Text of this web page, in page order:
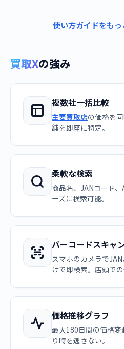
使い方ガイドをも
買取Xの強み
複数社一括比較
主要買取店の価格を
舗を即座に特定。
柔軟な検索
商品名、JANコード
ーズに検索可能。
バーコードスキャ
スマホのカメラで
けで即検索。店頭で
価格推移グラフ
最大180日間の価格
り時を逃さない。